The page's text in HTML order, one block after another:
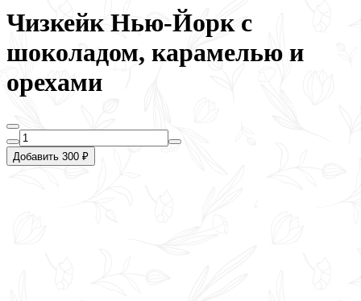
Чизкейк Нью-Йорк с
шоколадом, карамелью и
орехами
Добавить 300 ₽